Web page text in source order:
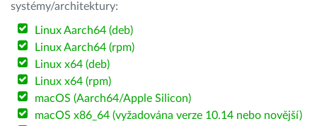
systémy/architektury:
Linux Aarch64 (deb)
Linux Aarch64 (rpm)
Linux x64 (deb)
Linux x64 (rpm)
macOS (Aarch64/Apple Silicon)
macOS x86_64 (vyžadována verze 10.14 nebo novější)